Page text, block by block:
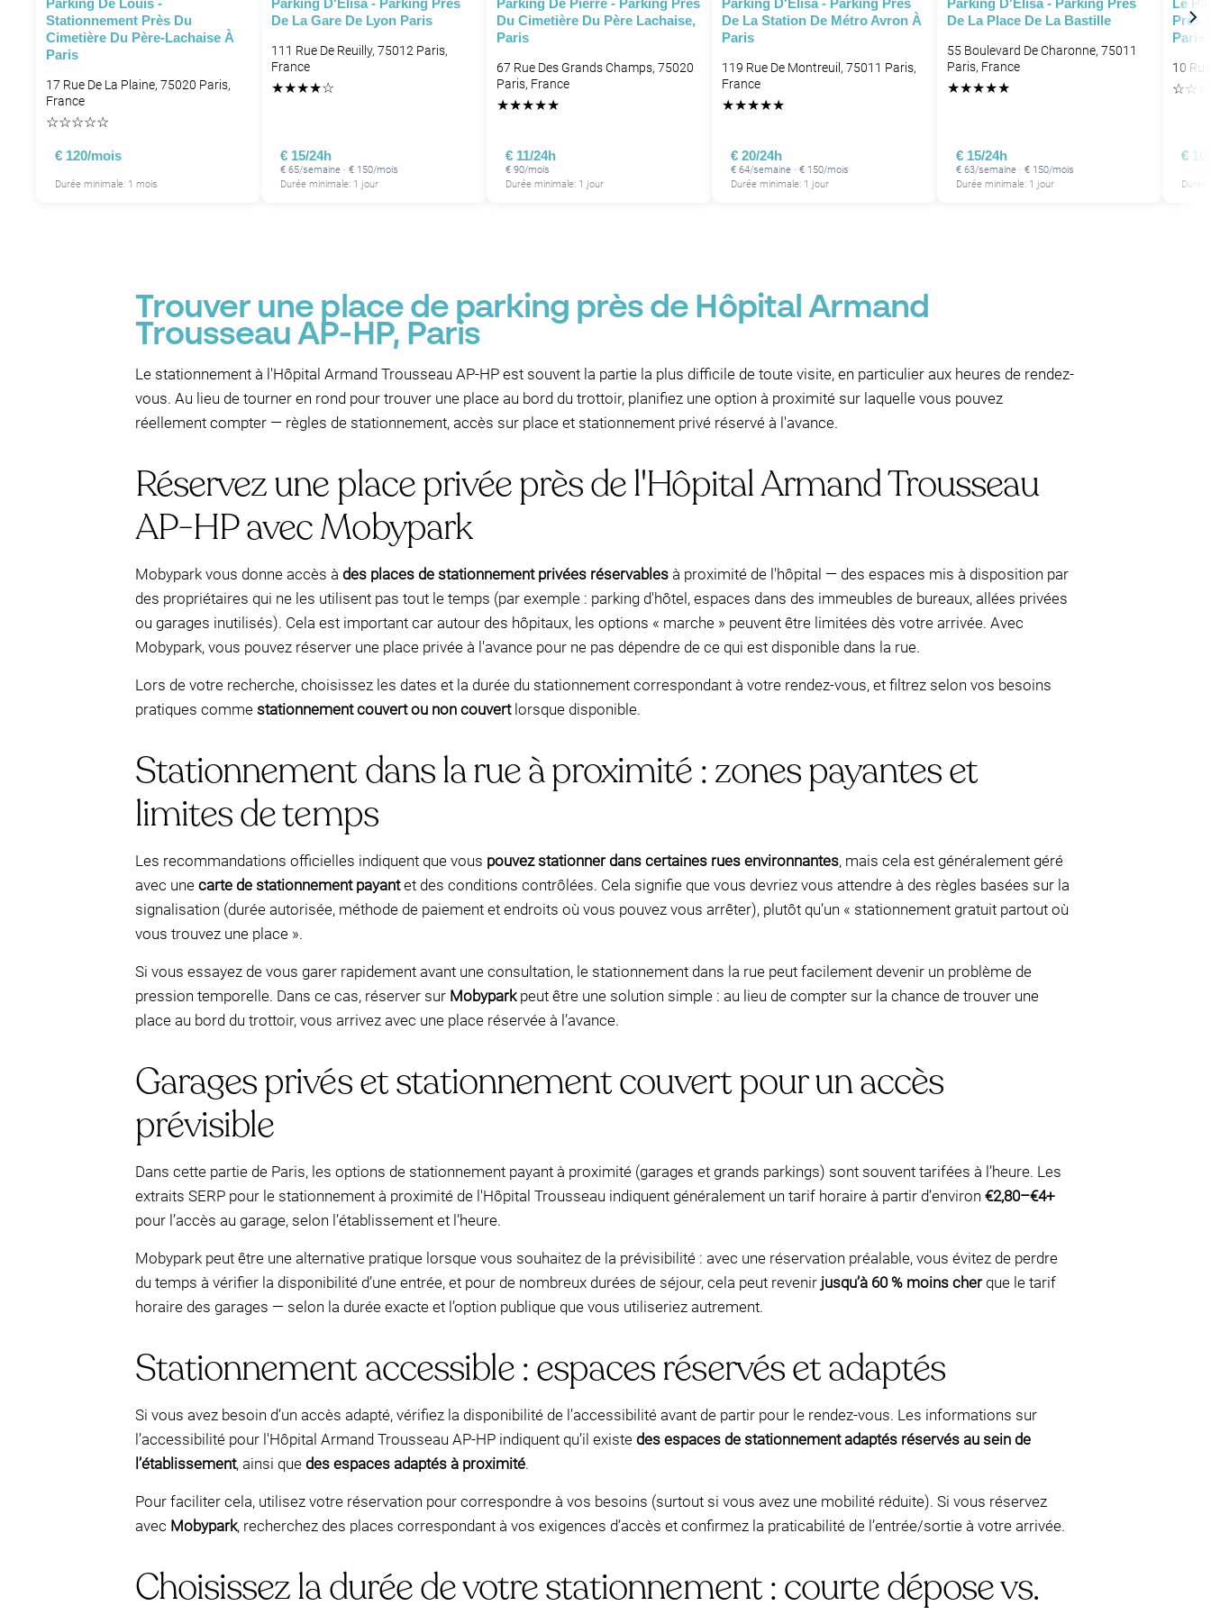
P
Parking De Louis -
Stationnement Près Du
Cimetière Du Père-Lachaise À
Paris
17 Rue De La Plaine, 75020 Paris,
France
☆☆☆☆☆
€ 120/mois
Durée minimale: 1 mois
Parking D'Elisa - Parking Près
De La Gare De Lyon Paris
111 Rue De Reuilly, 75012 Paris,
France
★★★★☆
€ 15/24h
€ 65/semaine · € 150/mois
Durée minimale: 1 jour
Parking De Pierre - Parking Près
Du Cimetière Du Père Lachaise,
Paris
67 Rue Des Grands Champs, 75020
Paris, France
★★★★★
€ 11/24h
€ 90/mois
Durée minimale: 1 jour
Parking D'Elisa - Parking Près
De La Station De Métro Avron À
Paris
119 Rue De Montreuil, 75011 Paris,
France
★★★★★
€ 20/24h
€ 64/semaine · € 150/mois
Durée minimale: 1 jour
Parking D'Elisa - Parking Près
De La Place De La Bastille
55 Boulevard De Charonne, 75011
Paris, France
★★★★★
€ 15/24h
€ 63/semaine · € 150/mois
Durée minimale: 1 jour
Le
Près
Paris
10
☆☆
€
Durée
Trouver une place de parking près de Hôpital Armand
Trousseau AP-HP, Paris
Le stationnement à l'Hôpital Armand Trousseau AP-HP est souvent la partie la plus difficile de toute visite, en particulier aux heures de rendez-
vous. Au lieu de tourner en rond pour trouver une place au bord du trottoir, planifiez une option à proximité sur laquelle vous pouvez
réellement compter — règles de stationnement, accès sur place et stationnement privé réservé à l'avance.
Réservez une place privée près de l'Hôpital Armand Trousseau
AP-HP avec Mobypark
Mobypark vous donne accès à des places de stationnement privées réservables à proximité de l'hôpital — des espaces mis à disposition par
des propriétaires qui ne les utilisent pas tout le temps (par exemple : parking d'hôtel, espaces dans des immeubles de bureaux, allées privées
ou garages inutilisés). Cela est important car autour des hôpitaux, les options « marche » peuvent être limitées dès votre arrivée. Avec
Mobypark, vous pouvez réserver une place privée à l'avance pour ne pas dépendre de ce qui est disponible dans la rue.
Lors de votre recherche, choisissez les dates et la durée du stationnement correspondant à votre rendez-vous, et filtrez selon vos besoins
pratiques comme stationnement couvert ou non couvertlorsque disponible.
Stationnement dans la rue à proximité : zones payantes et
limites de temps
Les recommandations officielles indiquent que vous pouvez stationner dans certaines rues environnantes, mais cela est généralement géré
avec une carte de stationnement payantet des conditions contrôlées. Cela signifie que vous devriez vous attendre à des règles basées sur la
signalisation (durée autorisée, méthode de paiement et endroits où vous pouvez vous arrêter), plutôt qu’un « stationnement gratuit partout où
vous trouvez une place ».
Si vous essayez de vous garer rapidement avant une consultation, le stationnement dans la rue peut facilement devenir un problème de
pression temporelle. Dans ce cas, réserver sur Mobyparkpeut être une solution simple : au lieu de compter sur la chance de trouver une
place au bord du trottoir, vous arrivez avec une place réservée à l’avance.
Garages privés et stationnement couvert pour un accès
prévisible
Dans cette partie de Paris, les options de stationnement payant à proximité (garages et grands parkings) sont souvent tarifées à l’heure. Les
extraits SERP pour le stationnement à proximité de l'Hôpital Trousseau indiquent généralement un tarif horaire à partir d’environ €2,80–€4+
pour l’accès au garage, selon l’établissement et l’heure.
Mobypark peut être une alternative pratique lorsque vous souhaitez de la prévisibilité : avec une réservation préalable, vous évitez de perdre
du temps à vérifier la disponibilité d’une entrée, et pour de nombreux durées de séjour, cela peut revenir jusqu’à 60 % moins cherque le tarif
horaire des garages — selon la durée exacte et l’option publique que vous utiliseriez autrement.
Stationnement accessible : espaces réservés et adaptés
Si vous avez besoin d’un accès adapté, vérifiez la disponibilité de l’accessibilité avant de partir pour le rendez-vous. Les informations sur
l’accessibilité pour l'Hôpital Armand Trousseau AP-HP indiquent qu’il existe des espaces de stationnement adaptés réservés au sein de
l’établissement, ainsi que des espaces adaptés à proximité.
Pour faciliter cela, utilisez votre réservation pour correspondre à vos besoins (surtout si vous avez une mobilité réduite). Si vous réservez
avec Mobypark, recherchez des places correspondant à vos exigences d’accès et confirmez la praticabilité de l’entrée/sortie à votre arrivée.
Choisissez la durée de votre stationnement : courte dépose vs.